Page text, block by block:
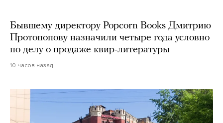
Бывшему директору Popcorn Books Дмитрию
Протопопову назначили четыре года условно
по делу о продаже квир-литературы
10 часов назад